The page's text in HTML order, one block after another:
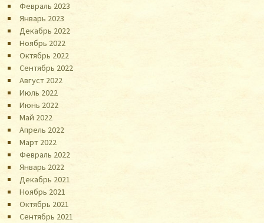
Февраль 2023
Январь 2023
Декабрь 2022
Ноябрь 2022
Октябрь 2022
Сентябрь 2022
Август 2022
Июль 2022
Июнь 2022
Май 2022
Апрель 2022
Март 2022
Февраль 2022
Январь 2022
Декабрь 2021
Ноябрь 2021
Октябрь 2021
Сентябрь 2021